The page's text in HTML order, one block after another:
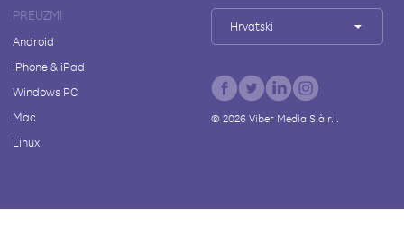
PREUZMI
Android
iPhone & iPad
Windows PC
Mac
Linux
Hrvatski
© 2026Viber Media S.à r.l.